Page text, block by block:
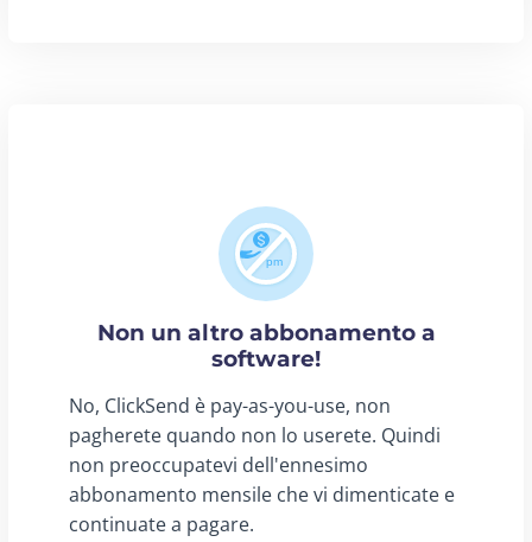
Non un altro abbonamento a
software!
No, ClickSend è pay-as-you-use, non
pagherete quando non lo userete. Quindi
non preoccupatevi dell'ennesimo
abbonamento mensile che vi dimenticate e
continuate a pagare.